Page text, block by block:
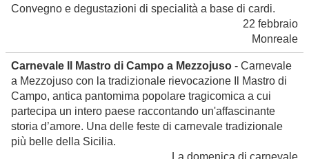
Convegno e degustazioni di specialità a base di cardi.
22 febbraio
Monreale
Carnevale Il Mastro di Campo a Mezzojuso - Carnevale
a Mezzojuso con la tradizionale rievocazione Il Mastro di
Campo, antica pantomima popolare tragicomica a cui
partecipa un intero paese raccontando un'affascinante
storia d’amore. Una delle feste di carnevale tradizionale
più belle della Sicilia.
La domenica di carnevale